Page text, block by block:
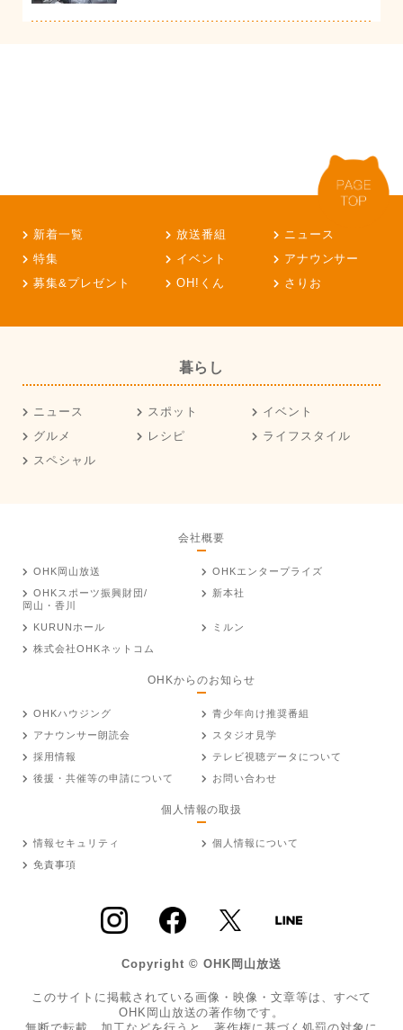
新着一覧 放送番組
ニュース
特集
イベント
アナウンサー
募集&プレゼント
OH!くん さりお
暮らし
ニュース スポット
イベント
グルメ
レシピ
ライフスタイル
スペシャル
会社概要
OHK岡山放送
OHKエンタープライズ
OHKスポーツ振興財団/
岡山・香川
新本社
KURUNホール
ミルン
株式会社OHKネットコム
OHKからのお知らせ
OHKハウジング
青少年向け推奨番組
アナウンサー朗読会
スタジオ見学
採用情報
テレビ視聴データについて
後援・共催等の申請について
お問い合わせ
個人情報の取扱
情報セキュリティ
個人情報について
免責事項
Copyright © OHK岡山放送
このサイトに掲載されている画像・映像・文章等は、すべて
OHK岡山放送の著作物です。